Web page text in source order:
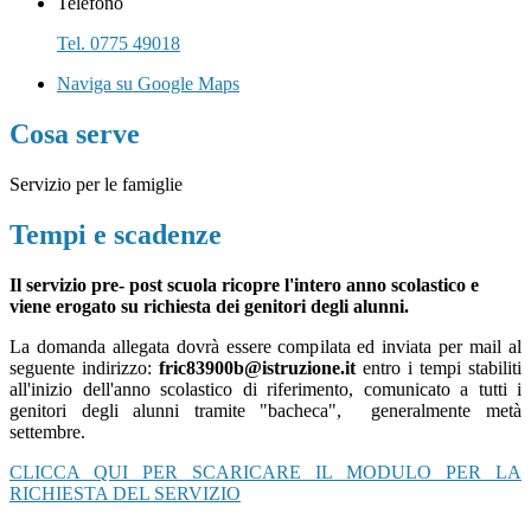
Tel. 0775 49018
Naviga su Google Maps
Cosa serve
Servizio per le famiglie
Tempi e scadenze
Il servizio pre- post scuola ricopre l'intero anno scolastico e
viene erogato su richiesta dei genitori degli alunni.
La domanda allegata dovrà essere compilata ed inviata per mail al
seguente indirizzo: fric83900b@istruzione.it entro i tempi stabiliti
all'inizio dell'anno scolastico di riferimento, comunicato a tutti i
genitori degli alunni tramite "bacheca", generalmente metà
settembre.
CLICCA QUI PER SCARICARE IL MODULO PER LA
RICHIESTA DEL SERVIZIO